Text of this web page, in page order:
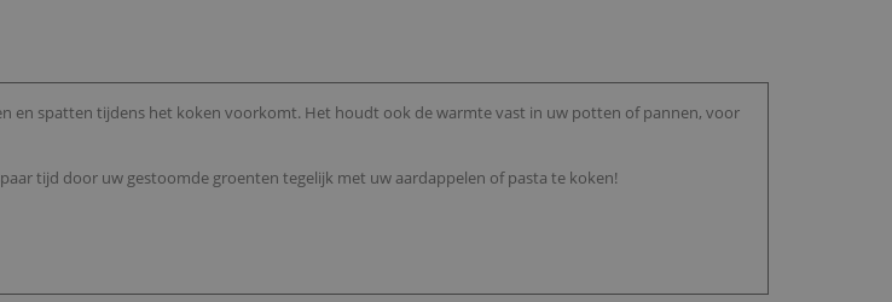
en spatten tijdens het koken voorkomt. Het houdt ook de warmte vast in uw potten of pannen, voor
tijd door uw gestoomde groenten tegelijk met uw aardappelen of pasta te koken!